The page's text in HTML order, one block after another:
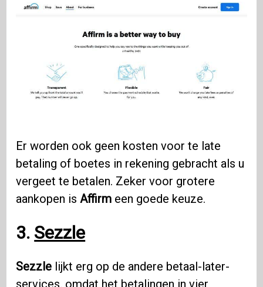
Er worden ook geen kosten voor te late
betaling of boetes in rekening gebracht als u
vergeet te betalen. Zeker voor grotere
aankopen is Affirm een ​​goede keuze.
3. Sezzle
Sezzle lijkt erg op de andere betaal-later-
services, omdat het betalingen in vier